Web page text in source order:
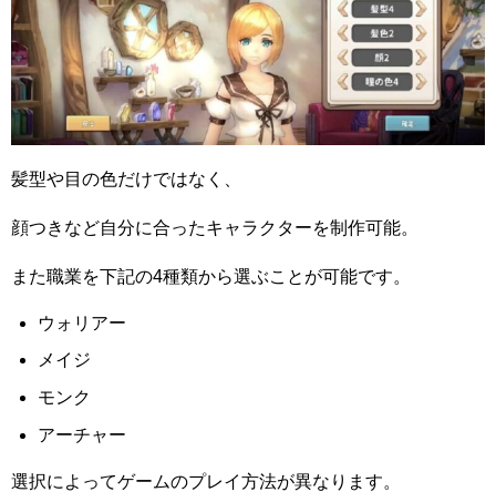
髪型や目の色だけではなく、
顔つきなど自分に合ったキャラクターを制作可能。
また職業を下記の4種類から選ぶことが可能です。
ウォリアー
メイジ
モンク
アーチャー
選択によってゲームのプレイ方法が異なります。